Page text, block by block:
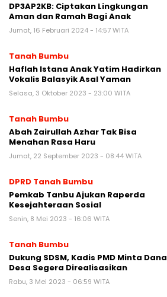
DP3AP2KB: Ciptakan Lingkungan
Aman dan Ramah Bagi Anak
Jumat, 16 Februari 2024 - 14:57 WITA
Tanah Bumbu
Haflah Istana Anak Yatim Hadirkan
Vokalis Balasyik Asal Yaman
Selasa, 3 Oktober 2023 - 23:00 WITA
Tanah Bumbu
Abah Zairullah Azhar Tak Bisa
Menahan Rasa Haru
Jumat, 22 September 2023 - 08:44 WITA
DPRD Tanah Bumbu
Pemkab Tanbu Ajukan Raperda
Kesejahteraan Sosial
Senin, 8 Mei 2023 - 16:06 WITA
Tanah Bumbu
Dukung SDSM, Kadis PMD Minta Dana
Desa Segera Direalisasikan
Rabu, 3 Mei 2023 - 06:59 WITA